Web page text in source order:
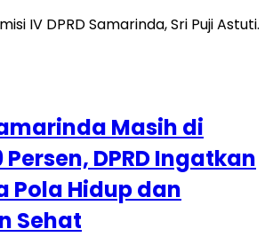
Masih di
DPRD Ingatkan
Pola Hidup dan
Sehat